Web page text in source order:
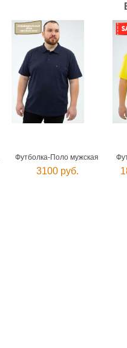
Футболка-Поло мужская
3100 руб.